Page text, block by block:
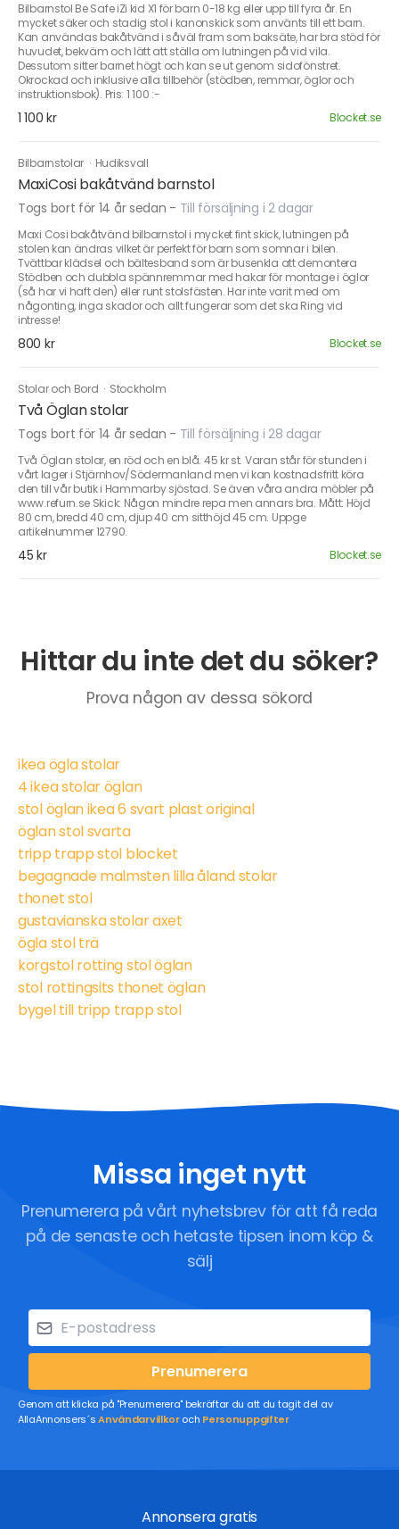
Bilbarnstol Be Safe iZi kid X1 för barn 0-18 kg eller upp till fyra år. En
mycket säker och stadig stol i kanonskick som använts till ett barn.
Kan användas bakåtvänd i såväl fram som baksäte, har bra stöd för
huvudet, bekväm och lätt att ställa om lutningen på vid vila.
Dessutom sitter barnet högt och kan se ut genom sidofönstret.
Okrockad och inklusive alla tillbehör (stödben, remmar, öglor och
instruktionsbok). Pris: 1 100 :-
1 100 kr Blocket.se
Bilbarnstolar · Hudiksvall
MaxiCosi bakåtvänd barnstol
Togs bort för 14 år sedan - Till försäljning i 2 dagar
Maxi Cosi bakåtvänd bilbarnstol i mycket fint skick, lutningen på
stolen kan ändras vilket är perfekt för barn som somnar i bilen.
Tvättbar klädsel och bältesband som är busenkla att demontera
Stödben och dubbla spännremmar med hakar för montage i öglor
(så har vi haft den) eller runt stolsfästen. Har inte varit med om
någonting, inga skador och allt fungerar som det ska Ring vid
intresse!
800 kr Blocket.se
Stolar och Bord · Stockholm
Två Öglan stolar
Togs bort för 14 år sedan - Till försäljning i 28 dagar
Två Öglan stolar, en röd och en blå. 45 kr st. Varan står för stunden i
vårt lager i Stjärnhov/Södermanland men vi kan kostnadsfritt köra
den till vår butik i Hammarby sjöstad. Se även våra andra möbler på
www.refurn.se Skick: Någon mindre repa men annars bra. Mått: Höjd
80 cm, bredd 40 cm, djup 40 cm sitthöjd 45 cm. Uppge
artikelnummer 12790.
45 kr Blocket.se
Hittar du inte det du söker?
Prova någon av dessa sökord
ikea ögla stolar
4 ikea stolar öglan
stol öglan ikea 6 svart plast original
öglan stol svarta
tripp trapp stol blocket
begagnade malmsten lilla åland stolar
thonet stol
gustavianska stolar axet
ögla stol trä
korgstol rotting stol öglan
stol rottingsits thonet öglan
bygel till tripp trapp stol
Missa inget nytt
Prenumerera på vårt nyhetsbrev för att få reda
på de senaste och hetaste tipsen inom köp &
sälj
Prenumerera
Genom att klicka på "Prenumerera" bekräftar du att du tagit del av
AllaAnnonsers´sAnvändarvillkoroch Personuppgifter
Annonsera gratis